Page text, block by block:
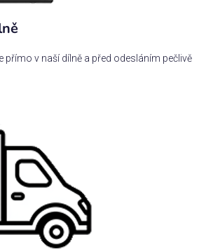
přímo v naší dílně a před odesláním pečlivě